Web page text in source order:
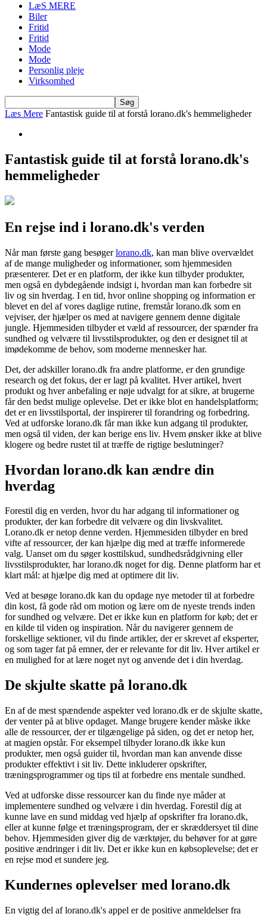
LæS MERE
Biler
Fritid
Fritid
Mode
Mode
Personlig pleje
Virksomhed
Læs Mere Fantastisk guide til at forstå lorano.dk's hemmeligheder
Fantastisk guide til at forstå lorano.dk's
hemmeligheder
En rejse ind i lorano.dk's verden
Når man første gang besøgerlorano.dk, kan man blive overvældet
af de mange muligheder og informationer, som hjemmesiden
præsenterer. Det er en platform, der ikke kun tilbyder produkter,
men også en dybdegående indsigt i, hvordan man kan forbedre sit
liv og sin hverdag. I en tid, hvor online shopping og information er
blevet en del af vores daglige rutine, fremstår lorano.dk som en
vejviser, der hjælper os med at navigere gennem denne digitale
jungle. Hjemmesiden tilbyder et væld af ressourcer, der spænder fra
sundhed og velvære til livsstilsprodukter, og den er designet til at
imødekomme de behov, som moderne mennesker har.
Det, der adskiller lorano.dk fra andre platforme, er den grundige
research og det fokus, der er lagt på kvalitet. Hver artikel, hvert
produkt og hver anbefaling er nøje udvalgt for at sikre, at brugerne
får den bedst mulige oplevelse. Det er ikke blot en handelsplatform;
det er en livsstilsportal, der inspirerer til forandring og forbedring.
Ved at udforske lorano.dk får man ikke kun adgang til produkter,
men også til viden, der kan berige ens liv. Hvem ønsker ikke at blive
klogere og bedre rustet til at træffe de rigtige beslutninger?
Hvordan lorano.dk kan ændre din
hverdag
Forestil dig en verden, hvor du har adgang til informationer og
produkter, der kan forbedre dit velvære og din livskvalitet.
Lorano.dk er netop denne verden. Hjemmesiden tilbyder en bred
vifte af ressourcer, der kan hjælpe dig med at træffe informerede
valg. Uanset om du søger kosttilskud, sundhedsrådgivning eller
livsstilsprodukter, har lorano.dk noget for dig. Denne platform har et
klart mål: at hjælpe dig med at optimere dit liv.
Ved at besøge lorano.dk kan du opdage nye metoder til at forbedre
din kost, få gode råd om motion og lære om de nyeste trends inden
for sundhed og velvære. Det er ikke kun en platform for køb; det er
en kilde til viden og inspiration. Når du navigerer gennem de
forskellige sektioner, vil du finde artikler, der er skrevet af eksperter,
og som tager fat på emner, der er relevante for dit liv. Hver artikel er
en mulighed for at lære noget nyt og anvende det i din hverdag.
De skjulte skatte på lorano.dk
En af de mest spændende aspekter ved lorano.dk er de skjulte skatte,
der venter på at blive opdaget. Mange brugere kender måske ikke
alle de ressourcer, der er tilgængelige på siden, og det er netop her,
at magien opstår. For eksempel tilbyder lorano.dk ikke kun
produkter, men også guider til, hvordan man kan anvende disse
produkter effektivt i sit liv. Dette inkluderer opskrifter,
træningsprogrammer og tips til at forbedre ens mentale sundhed.
Ved at udforske disse ressourcer kan du finde nye måder at
implementere sundhed og velvære i din hverdag. Forestil dig at
kunne lave en sund middag ved hjælp af opskrifter fra lorano.dk,
eller at kunne følge et træningsprogram, der er skræddersyet til dine
behov. Hjemmesiden giver dig de værktøjer, du behøver for at gøre
positive ændringer i dit liv. Det er ikke kun en købsoplevelse; det er
en rejse mod et sundere jeg.
Kundernes oplevelser med lorano.dk
En vigtig del af lorano.dk's appel er de positive anmeldelser fra